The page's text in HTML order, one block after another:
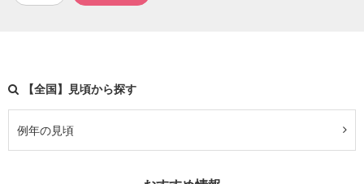
【全国】見頃から探す
例年の見頃